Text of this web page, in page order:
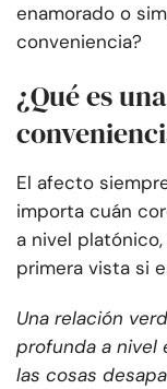
enamorado o
conveniencia?
¿Qué es
El afecto
importa cuán
a nivel
primera vista si
Una relación
profunda a nivel
las cosas